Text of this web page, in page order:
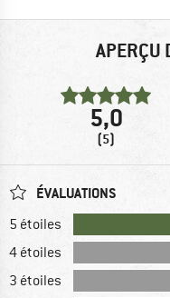
APERÇU
5,0
(5)
ÉVALUATIONS
5 étoiles
4 étoiles
3 étoiles